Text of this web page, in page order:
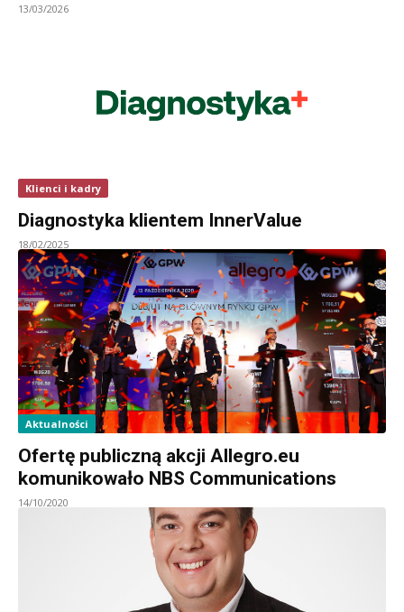
13/03/2026
Klienci i kadry
Diagnostyka klientem InnerValue
18/02/2025
Aktualności
Ofertę publiczną akcji Allegro.eu
komunikowało NBS Communications
14/10/2020